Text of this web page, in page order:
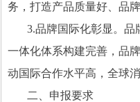
务，打造产品质量好、品
3.品牌国际化彰显。品
一体化体系构建完善，品
动国际合作水平高，全球
二、申报要求